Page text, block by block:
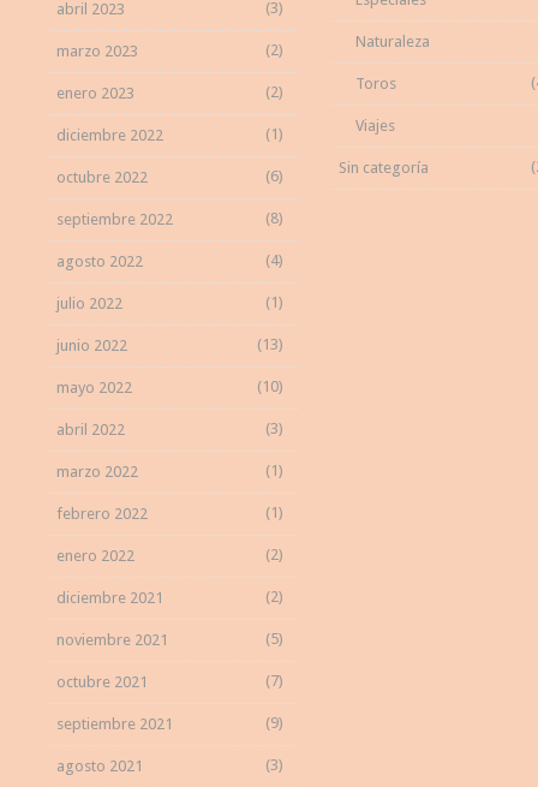
abril 2023 (3)
marzo 2023 (2)
enero 2023 (2)
diciembre 2022 (1)
octubre 2022 (6)
septiembre 2022 (8)
agosto 2022 (4)
julio 2022 (1)
junio 2022 (13)
mayo 2022 (10)
abril 2022 (3)
marzo 2022 (1)
febrero 2022 (1)
enero 2022 (2)
diciembre 2021 (2)
noviembre 2021 (5)
octubre 2021 (7)
septiembre 2021 (9)
agosto 2021 (3)
Naturaleza
Toros
Viajes
Sin categoría